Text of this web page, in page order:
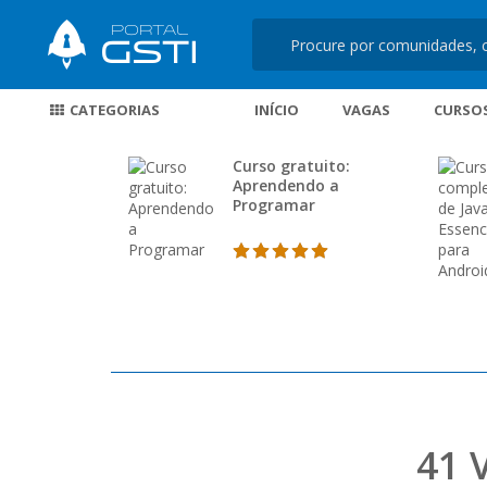
CATEGORIAS INÍCIO VAGAS
Curso gratuito:
Aprendendo a
Programar
41